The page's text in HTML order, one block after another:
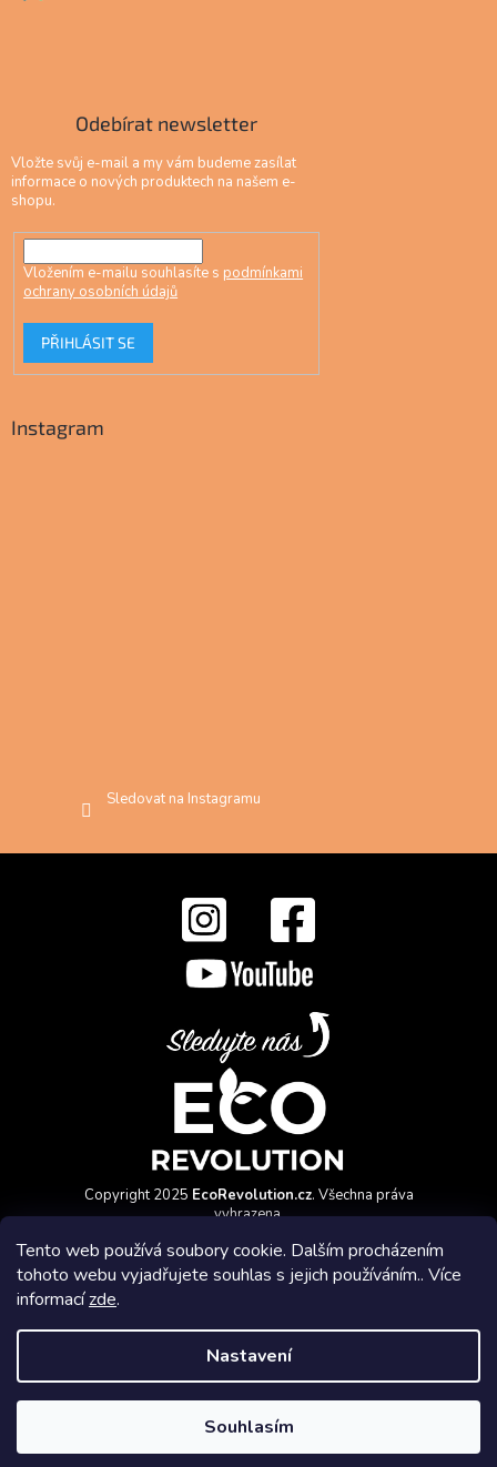
Tento web používá soubory cookie. Dalším procházením
tohoto webu vyjadřujete souhlas s jejich používáním.. Více
informacízde.
Nastavení
Souhlasím
Odebírat newsletter
Vložte svůj e-mail a my vám budeme zasílat
informace o nových produktech na našem e-
shopu.
Vložením e-mailu souhlasíte s podmínkami
ochrany osobních údajů
PŘIHLÁSIT SE
Instagram
Sledovat na Instagramu
Copyright 2025 EcoRevolution.cz. Všechna práva
vyhrazena.
Affiliate program